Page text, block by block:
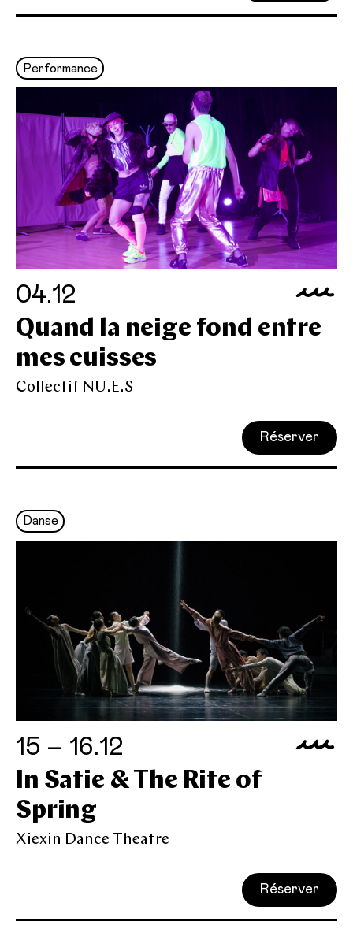
Performance
04.12
Quand la neige fond entre
mes cuisses
Collectif NU.E.S
Réserver
Danse
15 – 16.12
In Satie & The Rite of
Spring
Xiexin Dance Theatre
Réserver